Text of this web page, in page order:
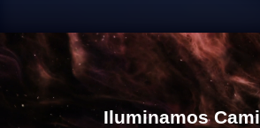
Iluminamos Cami